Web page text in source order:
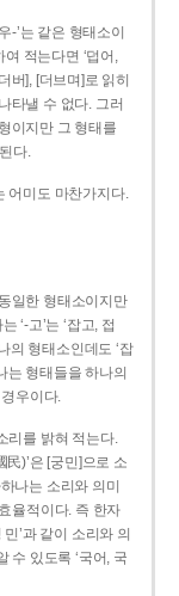
-­’는 같은 형태소이
여 적는다면 ‘덥어,
버], [더브며]로 읽히
타낼 수 없다. 그러
이지만 그 형태를
다.
어미도 마찬가지다.
일한 형태소이지만
‘-고’는 ‘잡고, 접
의 형태소인데도 ‘잡
는 형태들을 하나의
우이다.
리를 밝혀 적는다.
民)’은 [궁민]으로 소
나는 소리와 의미
율적이다. 즉 한자
민’과 같이 소리와 의
수 있도록 ‘국어, 국